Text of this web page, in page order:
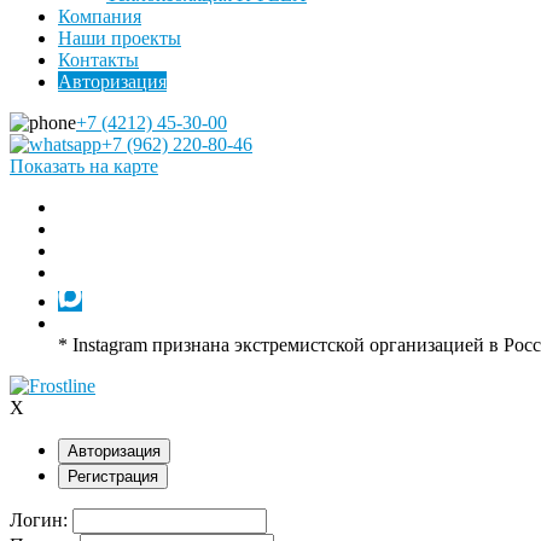
Компания
Наши проекты
Контакты
Авторизация
+7 (4212) 45-30-00
+7 (962) 220-80-46
Показать на карте
* Instagram признана экстремистской организацией в
X
Авторизация
Регистрация
Логин: